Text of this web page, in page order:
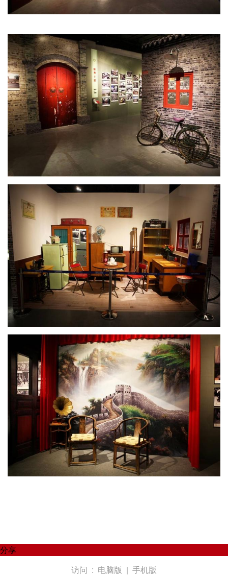
分享
访问 : 电脑版 | 手机版